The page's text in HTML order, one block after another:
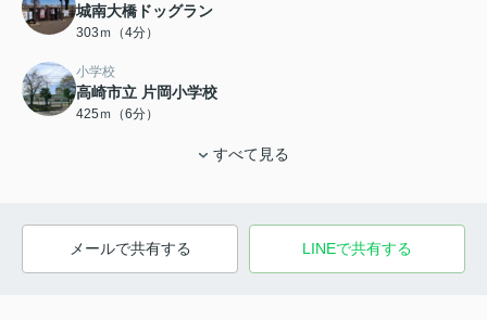
城南大橋ドッグラン
303ｍ（4分）
小学校
高崎市立 片岡小学校
425ｍ（6分）
すべて見る
メールで共有する LINEで共有する